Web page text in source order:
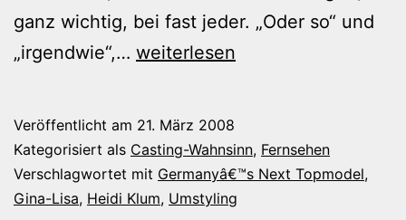
ganz wichtig, bei fast jeder. „Oder so“ und
„irgendwie“,… Neues
Topmadeln
weiterlesen
Veröffentlicht am 21. März 2008
Kategorisiert als Casting-Wahnsinn, Fernsehen
Verschlagwortet mit Germanyâ€™s Next Topmodel,
Gina-Lisa, Heidi Klum, Umstyling